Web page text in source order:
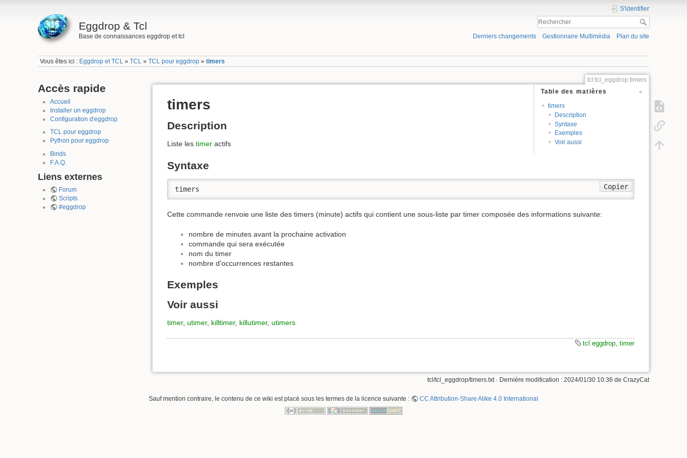
Eggdrop & Tcl
Base de connaissances eggdrop et tcl
S'identifier
Derniers changements Gestionnaire Multimédia Plan du site
Vous êtes ici : Eggdrop et TCL» TCL» TCL pour eggdrop» timers
Accès rapide
Accueil
Installer un eggdrop
Configuration d'eggdrop
TCL pour eggdrop
Python pour eggdrop
Binds
F.A.Q.
Liens externes
Forum
Scripts
#eggdrop
tcl:tcl_eggdrop:timers
Table des matières
timers
Description
Syntaxe
Exemples
Voir aussi
timers
Description
Liste les timeractifs
Syntaxe
timers Copier
Cette commande renvoie une liste des timers (minute) actifs qui contient une sous-liste par timer composée des informations suivante:
nombre de minutes avant la prochaine activation
commande qui sera exécutée
nom du timer
nombre d'occurrences restantes
Exemples
Voir aussi
timer, utimer, killtimer, killutimer, utimers
tcl eggdrop ,timer
tcl/tcl_eggdrop/timers.txt· Dernière modification :2024/01/30 10:36 deCrazyCat
Sauf mention contraire, le contenu de ce wiki est placé sous les termes de la licence suivante : CC Attribution-Share Alike 4.0 International